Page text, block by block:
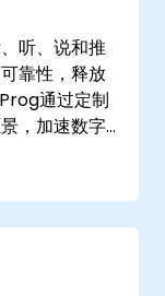
中工作，确
称为
专为开发人
，帮助他们
听、说和推
靠性，释放
通过定制
，加速数字
AI解决方
部署多模
级语音
Azure